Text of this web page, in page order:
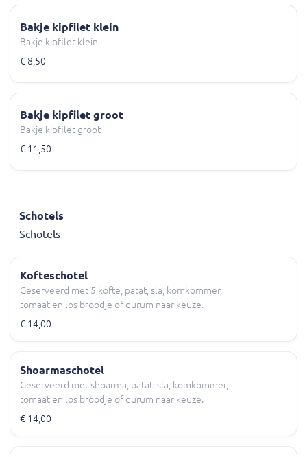
Bakje kipfilet klein
Bakje kipfilet klein
€ 8,50
Bakje kipfilet groot
Bakje kipfilet groot
€ 11,50
Schotels
Schotels
Kofteschotel
Geserveerd met 5 kofte, patat, sla, komkommer,
tomaat en los broodje of durum naar keuze.
€ 14,00
Shoarmaschotel
Geserveerd met shoarma, patat, sla, komkommer,
tomaat en los broodje of durum naar keuze.
€ 14,00